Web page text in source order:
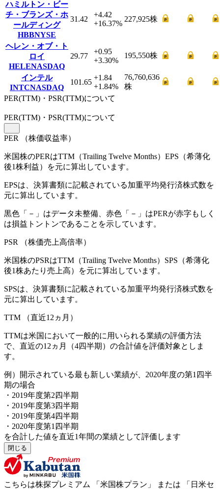
ハミルトン・ビー
チ・ブランズ・ホ
ールディング
HBBNYSE
31.42
+4.42
+16.37%
227,925株
ヘレン・オブ・ト
ロイ
HELENASDAQ
29.77
+0.95
+3.30%
195,550株
インテル
INTCNASDAQ
101.65
+1.84
+1.84%
76,760,636
株
PER(TTM)・PSR(TTM)について
PER(TTM) ・PSR(TTM)について
PER （株価収益率）
米国株のPERはTTM（Trailing Twelve Months）EPS（希薄化
後1株利益）を元に算出しています。
EPSは、決算書類に記載されている加重平均発行済株式数を
元に算出しています。
黒色「－」はデータ未整備、赤色「 － 」はPERが赤字もしく
は損益トントンであることを示しています。
PSR （株価売上高倍率）
米国株のPSRはTTM（Trailing Twelve Months）SPS（希薄化
後1株あたり売上高）を元に算出しています。
SPSは、決算書類に記載されている加重平均発行済株式数を
元に算出しています。
TTM （直近12ヵ月）
TTMは米国において一般的に用いられる業績の評価方法
で、直近の12ヵ月（4四半期）の合計値を評価対象としま
す。
例）開示されている最も新しい業績が、2020年度の第1四半
期の場合
・2019年度第2四半期
・2019年度第3四半期
・2019年度第4四半期
・2020年度第1四半期
を合計した値を直近1年間の業績として評価します
閉じる
こちらは株探プレミアム 「 米国株プラン 」 または 「 日米セ